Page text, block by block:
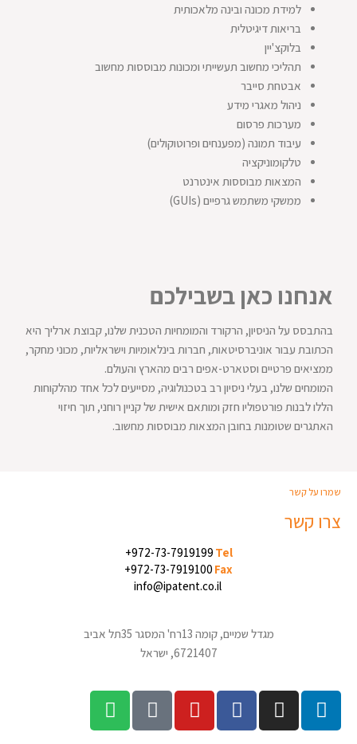
למידת מכונה ובינה מלאכותית
בריאות דיגיטלית
בלוקצ'יין
תהליכי מחשוב תעשייתי ומכונות מבוססות מחשוב
אבטחת סייבר
ניהול מאגרי מידע
מערכות פרסום
עיבוד תמונה (מפענחים ופרוטוקולים)
טלקומוניקציה
המצאות מבוססות אינטרנט
ממשקי משתמש גרפיים (GUIs)
אנחנו כאן בשבילכם
בהתבסס על הניסיון, הרקורד והמומחיות הטכנית שלנו, קבוצת ארליך היא
הכתובת עבור אוניברסיטאות, חברות בינלאומיות וישראליות, מכוני מחקר,
ממציאים פרטיים וסטארט-אפים רבים מהארץ והעולם.
המומחים שלנו, בעלי ניסיון רב בטכנולוגיה, מסייעים לכל אחד מהלקוחות
הללו לבנות פורטפוליו חזק ומותאם אישית של קניין רוחני, תוך חיזוי
האתגרים שטומנות בחובן המצאות מבוססות מחשוב.
שמרו על קשר
צרו קשר
Tel
+972-73-7919199
Fax
+972-73-7919100
info@ipatent.co.il
מגדל שמיים, קומה 13 רח' המסגר 35
תל אביב
6721407, ישראל